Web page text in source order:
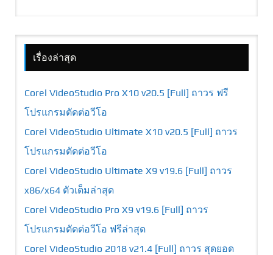
เรื่องล่าสุด
Corel VideoStudio Pro X10 v20.5 [Full] ถาวร ฟรี
โปรแกรมตัดต่อวีโอ
Corel VideoStudio Ultimate X10 v20.5 [Full] ถาวร
โปรแกรมตัดต่อวีโอ
Corel VideoStudio Ultimate X9 v19.6 [Full] ถาวร
x86/x64 ตัวเต็มล่าสุด
Corel VideoStudio Pro X9 v19.6 [Full] ถาวร
โปรแกรมตัดต่อวีโอ ฟรีล่าสุด
Corel VideoStudio 2018 v21.4 [Full] ถาวร สุดยอด